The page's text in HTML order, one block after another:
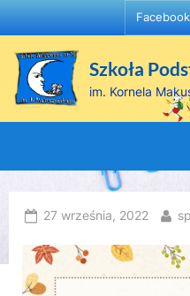
to
content
Facebook
Szkoła
im. Kornela
Posted
27 września, 2022 By